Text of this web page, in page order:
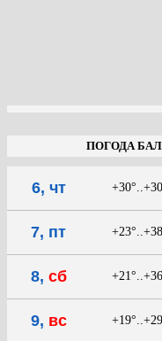
ПОГОДА
6, чт
7, пт
8, сб
9, вс